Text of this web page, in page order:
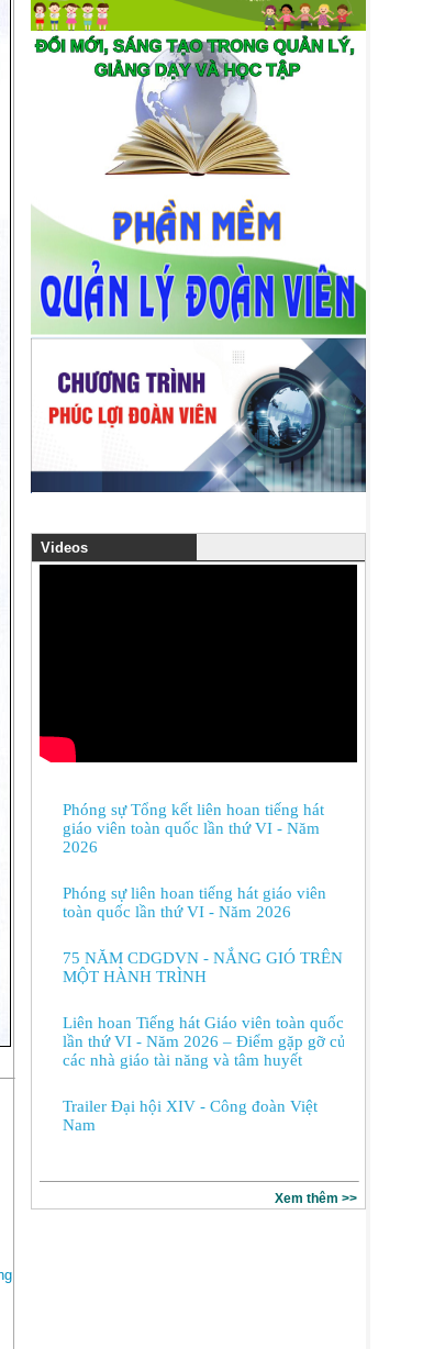
Videos
Phóng sự Tổng kết liên hoan tiếng hát
giáo viên toàn quốc lần thứ VI - Năm
2026
Phóng sự liên hoan tiếng hát giáo viên
toàn quốc lần thứ VI - Năm 2026
75 NĂM CDGDVN - NẮNG GIÓ TRÊN
MỘT HÀNH TRÌNH
Liên hoan Tiếng hát Giáo viên toàn quốc
lần thứ VI - Năm 2026 – Điểm gặp gỡ của
các nhà giáo tài năng và tâm huyết
Trailer Đại hội XIV - Công đoàn Việt
Nam
Xem thêm >>